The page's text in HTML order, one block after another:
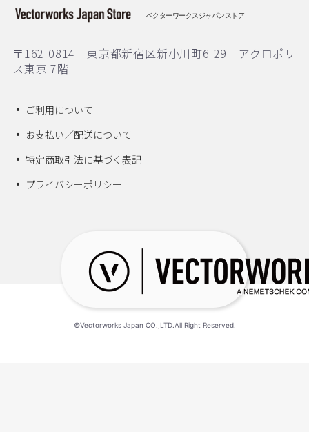
ベクターワークスジャパンストア
〒162-0814 東京都新宿区新小川町6-29 アクロポリ
ス東京 7階
ご利用について
お支払い／配送について
特定商取引法に基づく表記
プライバシーポリシー
©Vectorworks Japan CO.,LTD.All Right Reserved.